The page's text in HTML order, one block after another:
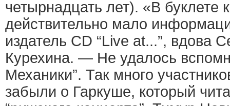
четырнадцать лет). «В буклете
действительно мало
издатель CD “Live at...”, вдова
Курехина. — Не удалось
Механики”. Так много
забыли о Гаркуше, который